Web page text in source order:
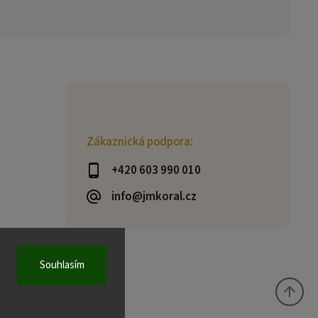
Souhlasím
Zákaznická podpora:
+420 603 990 010
info@jmkoral.cz